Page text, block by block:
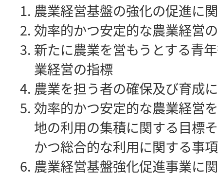
農業経営基盤の強化の促進に
効率的かつ安定的な農業経営
新たに農業を営もうとする青
業経営の指標
農業を担う者の確保及び育成
効率的かつ安定的な農業経営
地の利用の集積に関する目標
かつ総合的な利用に関する事項
農業経営基盤強化促進事業に